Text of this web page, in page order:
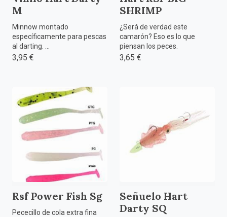
M
Minnow montado
específicamente para pescas
al darting. ...
3,95 €
SHRIMP
¿Será de verdad este
camarón? Eso es lo que
piensan los peces.
3,65 €
Rsf Power Fish Sg
Pececillo de cola extra fina
Señuelo Hart
Darty SQ